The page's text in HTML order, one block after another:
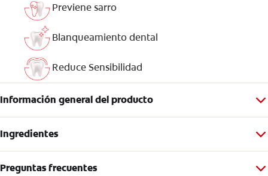
Previene sarro
Blanqueamiento dental
Reduce Sensibilidad
Información general del producto
Ingredientes
Preguntas frecuentes